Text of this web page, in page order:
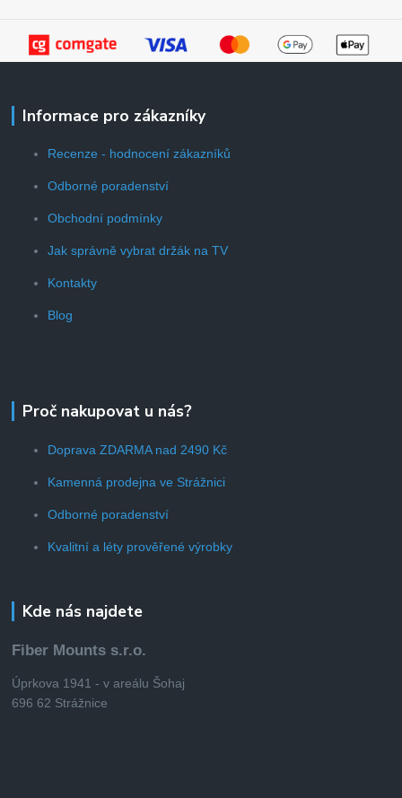
Informace pro zákazníky
Recenze - hodnocení zákazníků
Odborné poradenství
Obchodní podmínky
Jak správně vybrat držák na TV
Kontakty
Blog
Proč nakupovat u nás?
Doprava ZDARMA nad 2490 Kč
Kamenná prodejna ve Strážnici
Odborné poradenství
Kvalitní a léty prověřené výrobky
Kde nás najdete
Fiber Mounts s.r.o.
Úprkova 1941 - v areálu Šohaj
696 62 Strážnice